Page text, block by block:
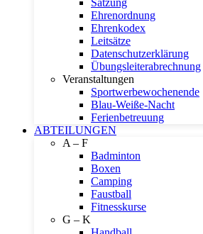
Satzung
Ehrenordnung
Ehrenkodex
Leitsätze
Datenschutzerklärung
Übungsleiterabrechnung
Veranstaltungen
Sportwerbewochenende
Blau-Weiße-Nacht
Ferienbetreuung
ABTEILUNGEN
A – F
Badminton
Boxen
Camping
Faustball
Fitnesskurse
G – K